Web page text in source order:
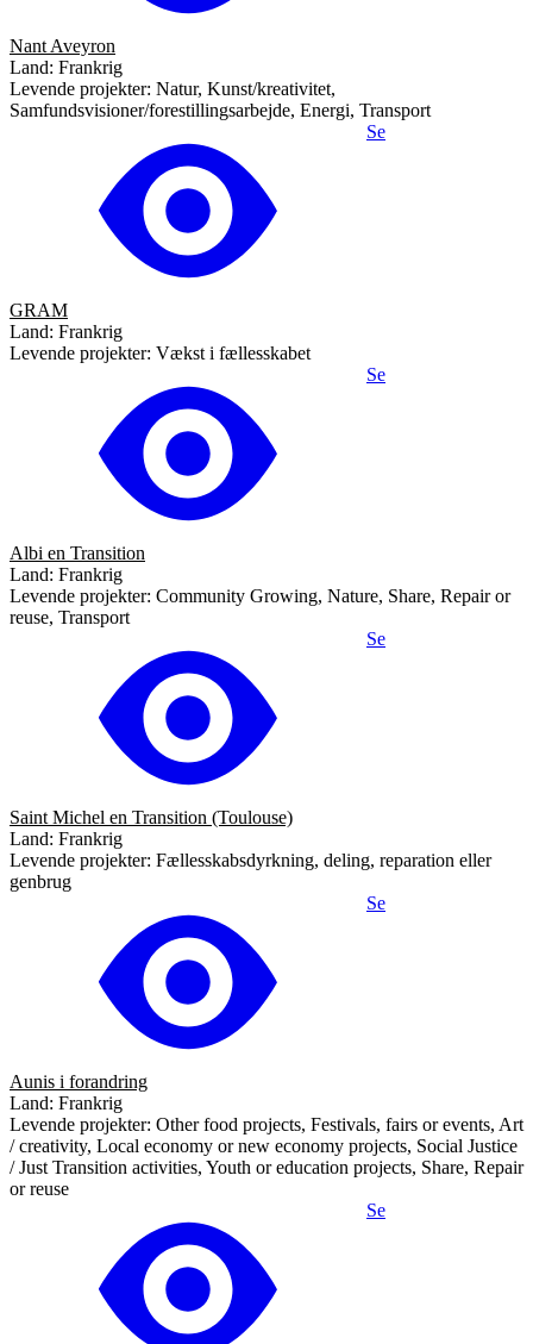
Nant Aveyron
Land: Frankrig
Levende projekter: Natur, Kunst/kreativitet,
Samfundsvisioner/forestillingsarbejde, Energi, Transport
Se
GRAM
Land: Frankrig
Levende projekter: Vækst i fællesskabet
Se
Albi en Transition
Land: Frankrig
Levende projekter: Community Growing, Nature, Share, Repair or
reuse, Transport
Se
Saint Michel en Transition (Toulouse)
Land: Frankrig
Levende projekter: Fællesskabsdyrkning, deling, reparation eller
genbrug
Se
Aunis i forandring
Land: Frankrig
Levende projekter: Other food projects, Festivals, fairs or events, Art
/ creativity, Local economy or new economy projects, Social Justice
/ Just Transition activities, Youth or education projects, Share, Repair
or reuse
Se